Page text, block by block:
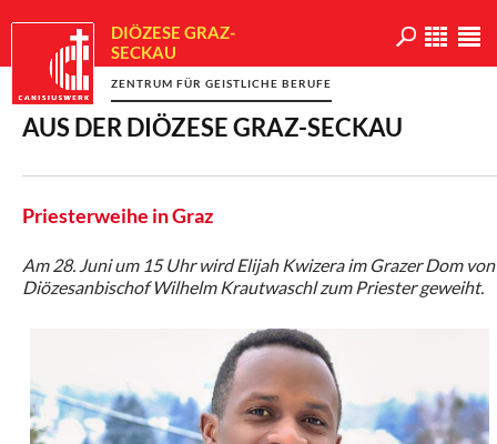
DIÖZESE GRAZ-
SECKAU
ZENTRUM FÜR GEISTLICHE BERUFE
AUS DER DIÖZESE GRAZ-SECKAU
Priesterweihe in Graz
Am 28. Juni um 15 Uhr wird Elijah Kwizera im Grazer Dom von
Diözesanbischof Wilhelm Krautwaschl zum Priester geweiht.